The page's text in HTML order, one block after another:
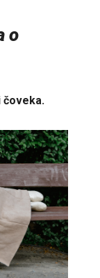
o
čoveka.